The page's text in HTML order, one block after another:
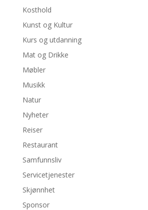
Kosthold
Kunst og Kultur
Kurs og utdanning
Mat og Drikke
Møbler
Musikk
Natur
Nyheter
Reiser
Restaurant
Samfunnsliv
Servicetjenester
Skjønnhet
Sponsor